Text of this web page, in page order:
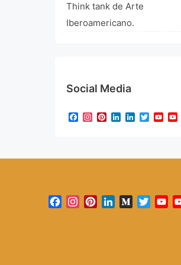
Think tank de Arte
Iberoamericano.
Social Media
Facebook
Instagram
Pinterest
LinkedIn
LinkedIn
Twitter
Facebook
Instagram
PinterestLinkedInMedium